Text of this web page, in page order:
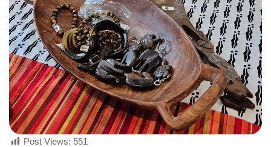
Post Views: 551